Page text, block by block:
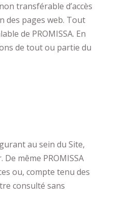
transférable d’accès
des pages web. Tout
de PROMISSA. En
de tout ou partie du
au sein du Site,
même PROMISSA
ou, compte tenu des
consulté sans